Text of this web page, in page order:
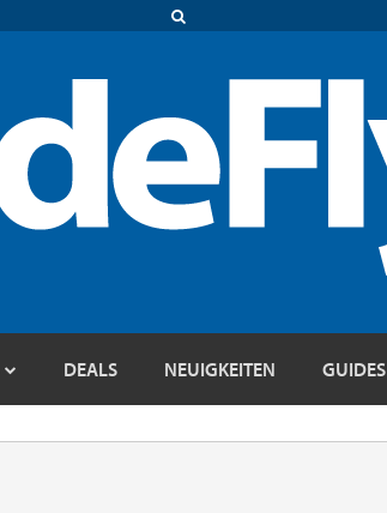
DEALS NEUIGKEITEN GUIDES